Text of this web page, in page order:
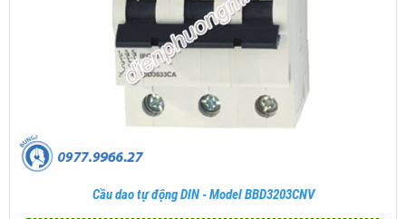
Cầu dao tự động DIN - Model BBD3203CNV